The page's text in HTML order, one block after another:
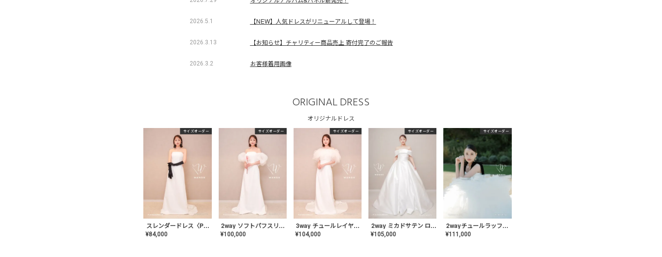
2026.5.1 【NEW】人気ドレスがリニューアルして登場！
2026.3.13 【お知らせ】チャリティー商品売上 寄付完了のご報告
2026.3.2 お客様着用画像
ORIGINAL DRESS
オリジナルドレス
サイズオーダー
スレンダードレス〈PD-WDOR-2110〉
¥84,000
サイズオーダー
2way ソフトパフスリーブ スレンダードレス〈PD-WDOR-2112〉
¥100,000
サイズオーダー
3way チュールレイヤーオフショルダー スレンダードレス〈PD-WDOR-2111〉
¥104,000
サイズオーダー
2way ミカドサテン ロールカラードレス〈PD-WDOR-511〉
¥105,000
サイズオーダー
2wayチュールラッフルドレス〈PD-WDOR-341〉
¥111,000